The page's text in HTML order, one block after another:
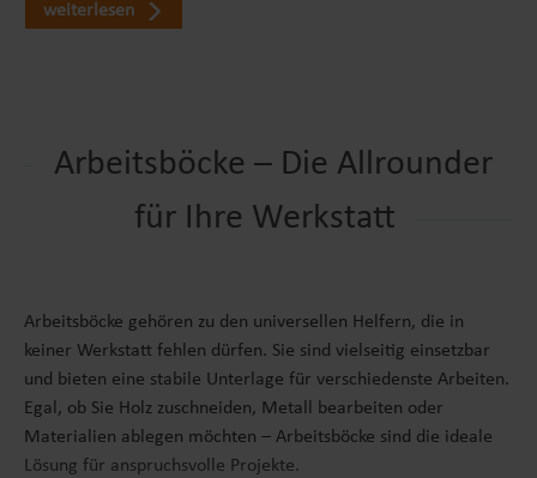
weiterlesen
Arbeitsböcke – Die Allrounder
für Ihre Werkstatt
Arbeitsböcke gehören zu den universellen Helfern, die in
keiner Werkstatt fehlen dürfen. Sie sind vielseitig einsetzbar
und bieten eine stabile Unterlage für verschiedenste Arbeiten.
Egal, ob Sie Holz zuschneiden, Metall bearbeiten oder
Materialien ablegen möchten – Arbeitsböcke sind die ideale
Lösung für anspruchsvolle Projekte.